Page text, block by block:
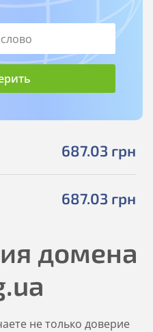
687.03 грн
687.03 грн
домена
не только доверие